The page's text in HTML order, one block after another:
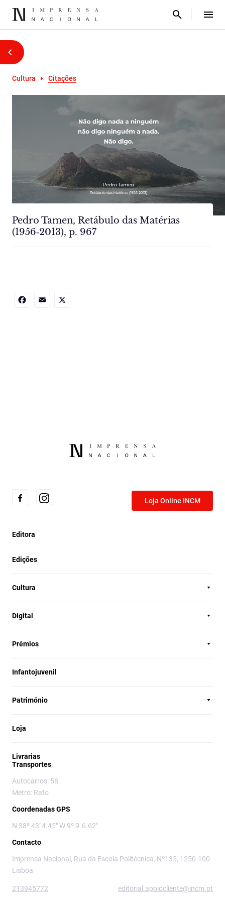
Cultura Citações
Pedro Tamen, Retábulo das Matérias
(1956‑2013), p. 967
Loja Online INCM
Editora
Edições
Cultura
Digital
Prémios
Infantojuvenil
Património
Loja
Livrarias
Transportes
Autocarros: 58
Metro: Rato
Coordenadas GPS
N 38º 43' 4.45" W 9º 9' 6.62"
Contacto
Imprensa Nacional, Rua da Escola Politécnica, Nº135, 1250-100
Lisboa
213945772 editorial.apoiocliente@incm.pt